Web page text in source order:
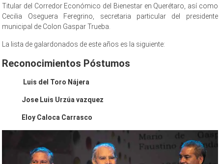
Titular del Corredor Económico del Bienestar en Querétaro, así como
Cecilia Oseguera Feregrino, secretaria particular del presidente
municipal de Colon Gaspar Trueba.
La lista de galardonados de este años es la siguiente:
Reconocimientos Póstumos
Luis del Toro Nájera
Jose Luis Urzúa vazquez
Eloy Caloca Carrasco